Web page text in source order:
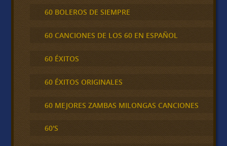
60 BOLEROS DE SIEMPRE
60 CANCIONES DE LOS 60 EN ESPAÑOL
60 ÉXITOS
60 ÉXITOS ORIGINALES
60 MEJORES ZAMBAS MILONGAS CANCIONES
60'S